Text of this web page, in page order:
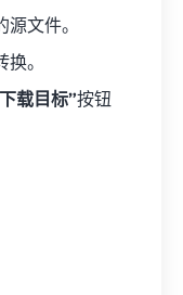
文件。
。
载目标”按钮